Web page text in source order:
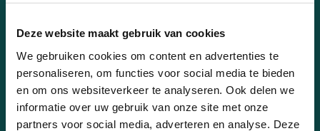
Deze website maakt gebruik van cookies
We gebruiken cookies om content en advertenties te
personaliseren, om functies voor social media te bieden
en om ons websiteverkeer te analyseren. Ook delen we
informatie over uw gebruik van onze site met onze
partners voor social media, adverteren en analyse. Deze
Wij zoeken nieuwe
OchtendMensen!